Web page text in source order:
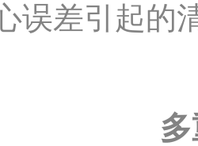
误差引起的